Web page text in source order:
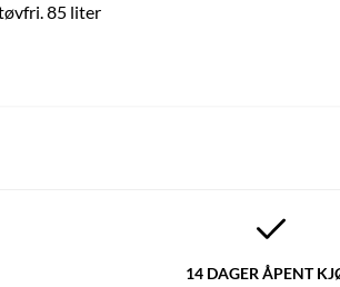
85 liter
14 DAGER ÅPENT